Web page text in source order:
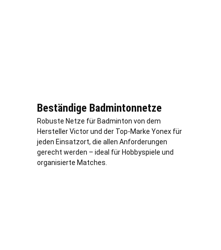
Beständige Badmintonnetze
Robuste Netze für Badminton von dem
Hersteller Victor und der Top-Marke Yonex für
jeden Einsatzort, die allen Anforderungen
gerecht werden – ideal für Hobbyspiele und
organisierte Matches.